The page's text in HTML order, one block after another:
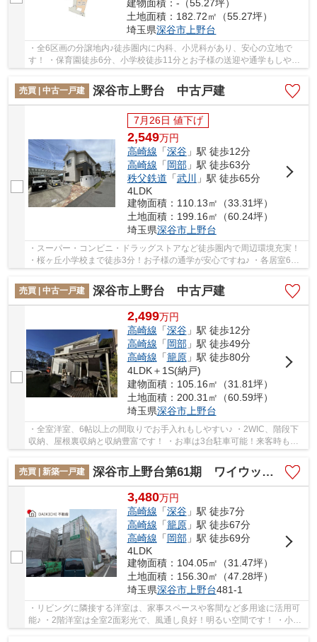
建物面積：-（55.27坪）
土地面積：182.72㎡（55.27坪）
埼玉県深谷市上野台
・全6区画の分譲地内♪徒歩圏内に内科、小児科があり、安心の立地で
す！ ・保育園徒歩6分、小学校徒歩11分とお子様の送迎や通学もしやす
売買 | 中古一戸建
深谷市上野台 中古戸建
7月26日 値下げ
2,549万円
高崎線 「深谷」駅 徒歩12分
高崎線 「岡部」駅 徒歩63分
秩父鉄道 「武川
」駅 徒歩65分
4LDK
建物面積：110.13㎡（33.31坪）
土地面積：199.16㎡（60.24坪）
埼玉県深谷市上野台
・スーパー・コンビニ・ドラッグストアなど徒歩圏内で周辺環境充実！
・桜ヶ丘小学校まで徒歩3分！お子様の通学が安心ですね♪ ・各居室6帖
売買 | 中古一戸建
深谷市上野台 中古戸建
2,499万円
高崎線 「深谷」駅 徒歩12分
高崎線 「岡部」駅 徒歩49分
高崎線 「籠原」駅 徒歩80分
4LDK＋1S(納戸)
建物面積：105.16㎡（31.81坪）
土地面積：200.31㎡（60.59坪）
埼玉県深谷市上野台
・全室洋室、6帖以上の間取りでお手入れもしやすい♪ ・2WIC、階段下
収納、屋根裏収納と収納豊富です！ ・お車は3台駐車可能！来客時も困
売買 | 新築一戸建
深谷市上野台第61期 ワイウッドコート 新築戸建 全3区画 3号棟
3,480万円
高崎線 「深谷」駅 徒歩7分
高崎線 「籠原」駅 徒歩67分
高崎線 「岡部」駅 徒歩69分
4LDK
建物面積：104.05㎡（31.47坪）
土地面積：156.30㎡（47.28坪）
埼玉県深谷市上野台481-1
・リビングに隣接する洋室は、家事スペースや客間など多用途に活用可
能♪ ・2階洋室は全室2面彩光で、風通し良好！明るい空間です！ ・小学
校まで徒歩7分と、お子様の通学も安心な立地...